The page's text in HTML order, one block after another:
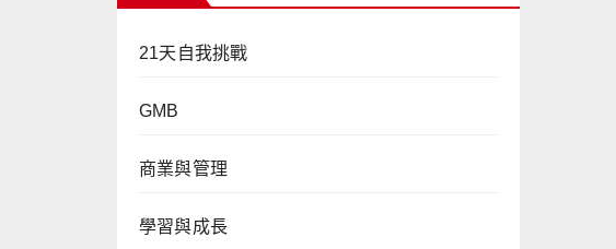
21天自我挑戰
GMB
商業與管理
學習與成長